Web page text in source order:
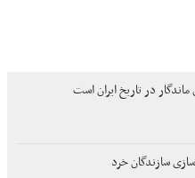
در تاریخ ایران است
سازندگان خرد